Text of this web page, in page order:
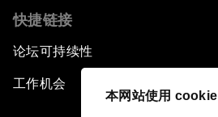
本网站使用 cookie
快捷链接
论坛可持续性
工作机会